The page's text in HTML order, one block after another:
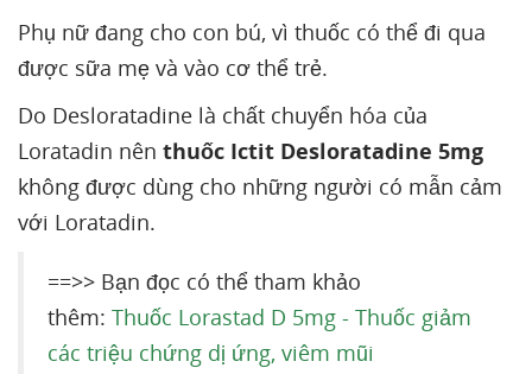
Phụ nữ đang cho con bú, vì thuốc có thể đi qua
được sữa mẹ và vào cơ thể trẻ.
Do Desloratadine là chất chuyển hóa của
Loratadin nên thuốc Ictit Desloratadine 5mg
không được dùng cho những người có mẫn cảm
với Loratadin.
==>> Bạn đọc có thể tham khảo
thêm: Thuốc Lorastad D 5mg - Thuốc giảm
các triệu chứng dị ứng, viêm mũi